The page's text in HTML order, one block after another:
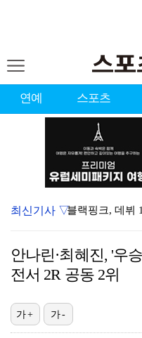
연예 스포츠
최신기사 ▽
안나린·최혜진, '우
전서 2R 공동 2위
가+ 가-